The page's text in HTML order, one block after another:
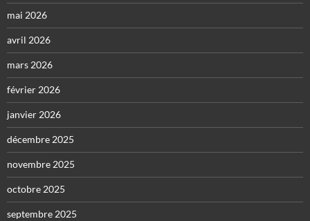
mai 2026
avril 2026
mars 2026
février 2026
janvier 2026
décembre 2025
novembre 2025
octobre 2025
septembre 2025